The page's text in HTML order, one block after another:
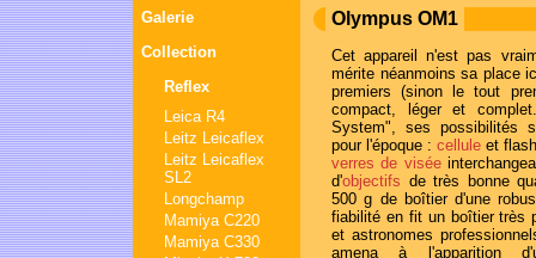
Galerie
Collection
Reflex
Leica R4
Leitz Leicaflex
Leitz Leicaflex
SL2
Longchamp
Mamiya C220
Mamiya C330
Olympus OM1
Cet appareil n'est pas
mérite néanmoins sa place
premiers (sinon le tout
compact, léger et
System", ses possibilités
pour l'époque : cellule et
verres de visée
d'objectifs de très bonne
500 g de boîtier d'une
fiabilité en fit un boîtier très
et astronomes
amena à l'apparition